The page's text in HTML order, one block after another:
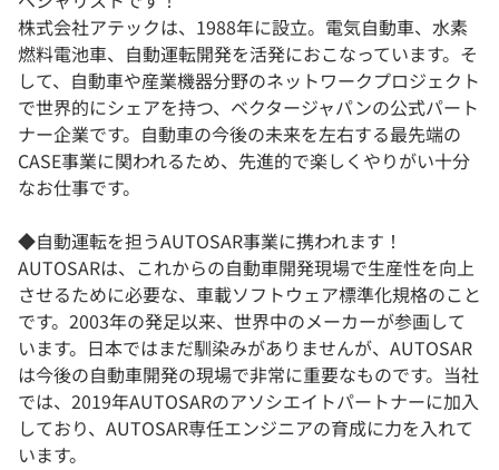
個人向けプラン
法人向けプラン
学校向けプラン
契約内容・クーポン
株式会社アテックは、1988年に設立。電気自動車、水素
燃料電池車、自動運転開発を活発におこなっています。そ
して、自動車や産業機器分野のネットワークプロジェクト
で世界的にシェアを持つ、ベクタージャパンの公式パート
ナー企業です。自動車の今後の未来を左右する最先端の
CASE事業に関われるため、先進的で楽しくやりがい十分
なお仕事です。
◆自動運転を担うAUTOSAR事業に携われます！
AUTOSARは、これからの自動車開発現場で生産性を向上
させるために必要な、車載ソフトウェア標準化規格のこと
です。2003年の発足以来、世界中のメーカーが参画して
います。日本ではまだ馴染みがありませんが、AUTOSAR
は今後の自動車開発の現場で非常に重要なものです。当社
では、2019年AUTOSARのアソシエイトパートナーに加入
しており、AUTOSAR専任エンジニアの育成に力を入れて
います。